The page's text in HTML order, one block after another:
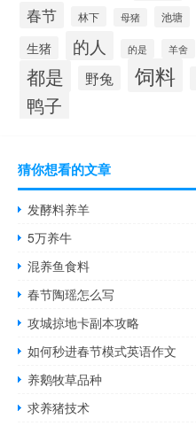
春节
林下 母猪 池塘
生猪 的人 的是 羊舍
都是 野兔 饲料
鸭子
猜你想看的文章
发酵料养羊
5万养牛
混养鱼食料
春节陶瑶怎么写
攻城掠地卡副本攻略
如何秒进春节模式英语作文
养鹅牧草品种
求养猪技术